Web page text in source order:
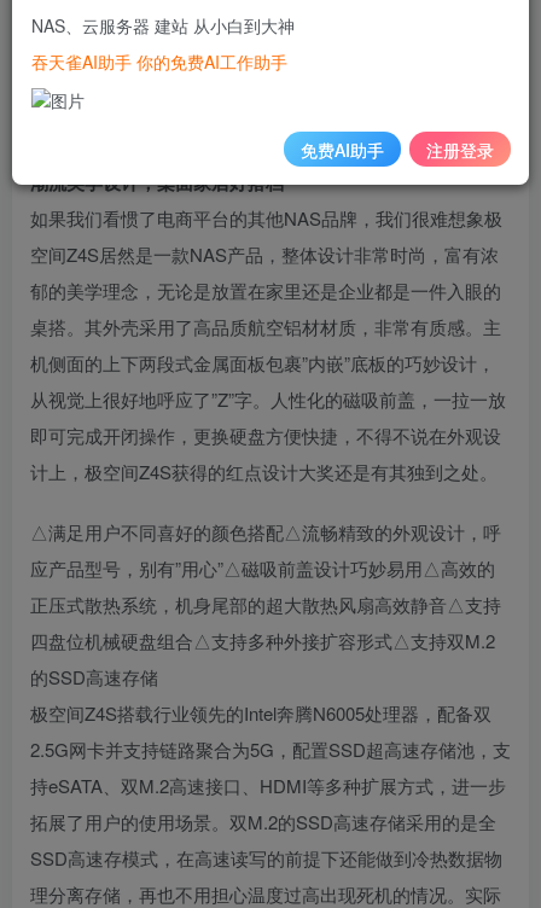
单的NAS操作也涉及到网络连接、远程访问、数据共享等
等，都需要具备关于NAS应用的基础知识才能一点点摸索出
使用规律。对于不曾了解过NAS的小白用户，这就非常不友
潮流美学设计，桌面家居好搭档
如果我们看惯了电商平台的其他NAS品牌，我们很难想象极
空间Z4S居然是一款NAS产品，整体设计非常时尚，富有浓
郁的美学理念，无论是放置在家里还是企业都是一件入眼的
桌搭。其外壳采用了高品质航空铝材材质，非常有质感。主
机侧面的上下两段式金属面板包裹”内嵌”底板的巧妙设计，
从视觉上很好地呼应了”Z”字。人性化的磁吸前盖，一拉一放
即可完成开闭操作，更换硬盘方便快捷，不得不说在外观设
计上，极空间Z4S获得的红点设计大奖还是有其独到之处。
△满足用户不同喜好的颜色搭配△流畅精致的外观设计，呼
应产品型号，别有”用心”△磁吸前盖设计巧妙易用△高效的
正压式散热系统，机身尾部的超大散热风扇高效静音△支持
四盘位机械硬盘组合△支持多种外接扩容形式△支持双M.2
的SSD高速存储
极空间Z4S搭载行业领先的Intel奔腾N6005处理器，配备双
2.5G网卡并支持链路聚合为5G，配置SSD超高速存储池，支
持eSATA、双M.2高速接口、HDMI等多种扩展方式，进一步
拓展了用户的使用场景。双M.2的SSD高速存储采用的是全
SSD高速存模式，在高速读写的前提下还能做到冷热数据物
理分离存储，再也不用担心温度过高出现死机的情况。实际
NAS、云服务器 建站 从小白到大神
吞天雀AI助手 你的免费AI工作助手
免费AI助手 注册登录